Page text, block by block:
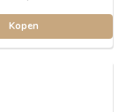
Kopen